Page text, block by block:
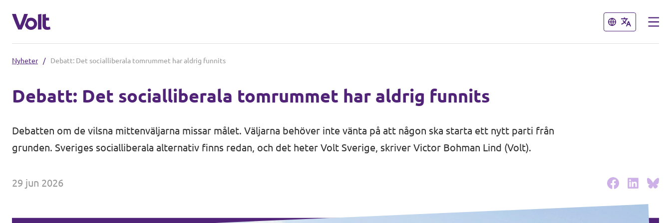
Stäng
Svenska
Regioner
Volt Stockholm
Stäng
Om Volt
Nyheter / Debatt: Det socialliberala tomrummet har aldrig funnits
Debatt: Det socialliberala tomrummet har aldrig funnits
Debatten om de vilsna mittenväljarna missar målet. Väljarna behöver inte vänta på att någon ska starta ett nytt parti från
grunden. Sveriges socialliberala alternativ finns redan, och det heter Volt Sverige, skriver Victor Bohman Lind (Volt).
29 jun 2026